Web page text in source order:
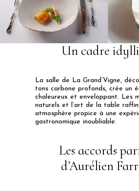
Un cadre
La salle de La Grand’Vigne,
tons carbone profonds, crée un
chaleureux et enveloppant. Les
naturels et l’art de la table
atmosphère propice à une
gastronomique inoubliable​.
Les accords
d’Aurélien